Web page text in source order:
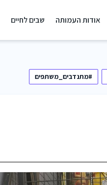
אודות העמותה שבים לחיים
#מתנדבים_משתפים